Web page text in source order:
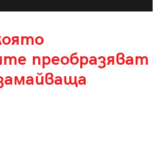
преобразяват